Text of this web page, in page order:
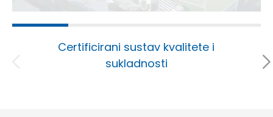
Certificirani sustav kvalitete i
sukladnosti